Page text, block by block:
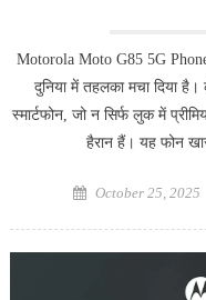
Motorola Moto G85 5G
दुनिया में तहलका मचा दिया
स्मार्टफोन, जो न सिर्फ लुक में
हैरान हैं। यह फोन
Posted
October 25, 2025